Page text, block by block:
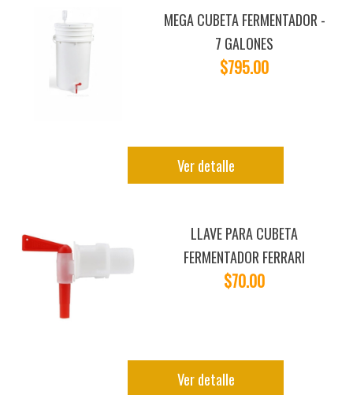
MEGA CUBETA FERMENTADOR -
7 GALONES
$795.00
Ver detalle
LLAVE PARA CUBETA
FERMENTADOR FERRARI
$70.00
Ver detalle